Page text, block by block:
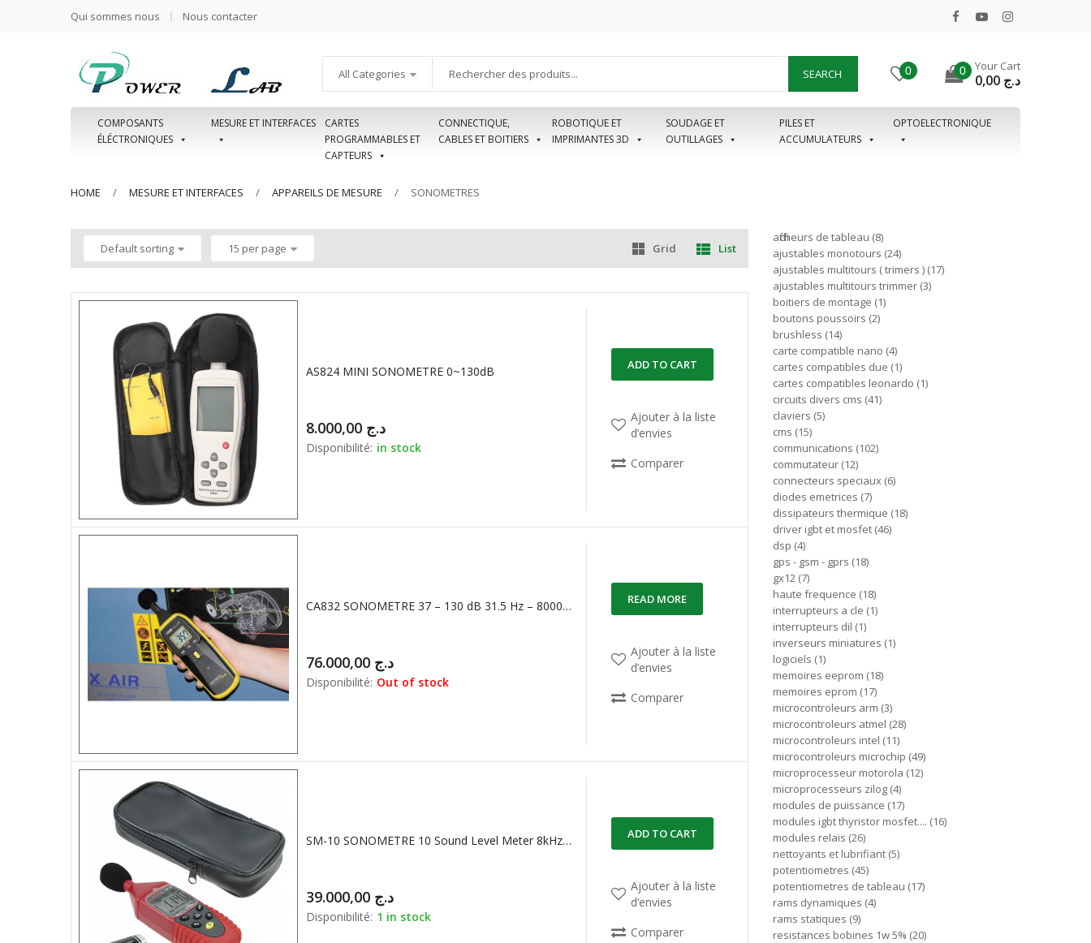
Qui sommes nous Nous contacter
All Categories SEARCH 0 0 Your Cart
د.ج
COMPOSANTS
ÉLÉCTRONIQUES
MESURE ET INTERFACES
CARTES
PROGRAMMABLES ET
CAPTEURS
CONNECTIQUE,
CABLES ET BOITIERS
ROBOTIQUE ET
IMPRIMANTES 3D
SOUDAGE ET
OUTILLAGES
PILES ET
ACCUMULATEURS
OPTOELECTRONIQUE
HOME MESURE ET INTERFACES APPAREILS DE MESURE SONOMETRES
Default sorting 15 per page Grid List
AS824 MINI SONOMETRE 0~130dB
د.ج
Disponibilité: in stock
ADD TO CART
Ajouter à la liste
d’envies
Comparer
CA832 SONOMETRE 37 – 130 dB 31.5 Hz – 8000 Hz Chauvin Arnoux
د.ج
Disponibilité: Out of stock
READ MORE
Ajouter à la liste
d’envies
Comparer
SM-10 SONOMETRE 10 Sound Level Meter 8kHz 35 – 130dB AMPROBE
د.ج
Disponibilité: 1 in stock
ADD TO CART
Ajouter à la liste
d’envies
Comparer
afficheurs de tableau 8
ajustables monotours 24
ajustables multitours ( trimers ) 17
ajustables multitours trimmer 3
boitiers de montage 1
boutons poussoirs 2
brushless 14
carte compatible nano 4
cartes compatibles due 1
cartes compatibles leonardo 1
circuits divers cms 41
claviers 5
cms 15
communications 102
commutateur 12
connecteurs speciaux 6
diodes emetrices 7
dissipateurs thermique 18
driver igbt et mosfet 46
dsp 4
gps - gsm - gprs 18
gx12 7
haute frequence 18
interrupteurs a cle 1
interrupteurs dil 1
inverseurs miniatures 1
logiciels 1
memoires eeprom 18
memoires eprom 17
microcontroleurs arm 3
microcontroleurs atmel 28
microcontroleurs intel 11
microcontroleurs microchip 49
microprocesseur motorola 12
microprocesseurs zilog 4
modules de puissance 17
modules igbt thyristor mosfet.... 16
modules relais 26
nettoyants et lubrifiant 5
potentiometres 45
potentiometres de tableau 17
rams dynamiques 4
rams statiques 9
resistances bobines 1w 5% 20